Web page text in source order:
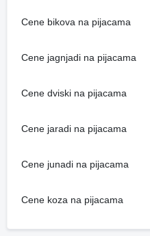
Cene bikova na pijacama
Cene jagnjadi na pijacama
Cene dviski na pijacama
Cene jaradi na pijacama
Cene junadi na pijacama
Cene koza na pijacama